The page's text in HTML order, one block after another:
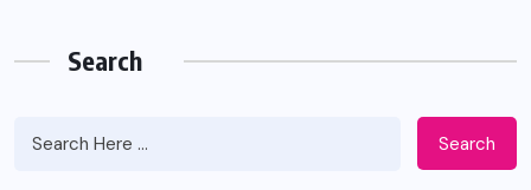
Search
Search